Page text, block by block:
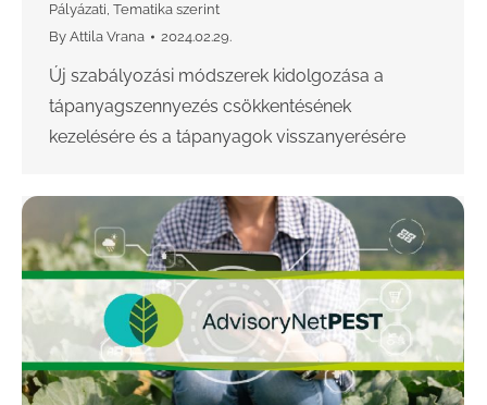
Pályázati, Tematika szerint
By Attila Vrana 2024.02.29.
Új szabályozási módszerek kidolgozása a
tápanyagszennyezés csökkentésének
kezelésére és a tápanyagok visszanyerésére